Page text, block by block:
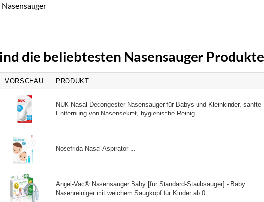
die beliebtesten Nasensauger Produkte
VORSCHAU PRODUKT
NUK Nasal Decongester Nasensauger für Babys und Kleinkinder, sanfte
Entfernung von Nasensekret, hygienische Reinig ...
Nosefrida Nasal Aspirator ...
Angel-Vac® Nasensauger Baby [für Standard-Staubsauger] - Baby
Nasenreiniger mit weichem Saugkopf für Kinder ab 0 ...